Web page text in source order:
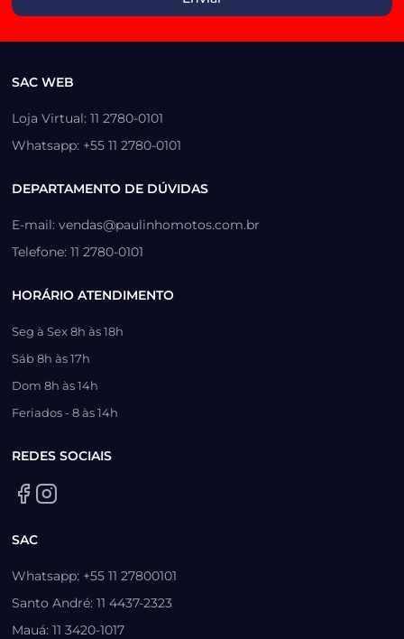
SAC WEB
Loja Virtual: 11 2780-0101
Whatsapp: +55 11 2780-0101
DEPARTAMENTO DE DÚVIDAS
E-mail: vendas@paulinhomotos.com.br
Telefone: 11 2780-0101
HORÁRIO ATENDIMENTO
Seg à Sex 8h às 18h
Sáb 8h às 17h
Dom 8h às 14h
Feriados - 8 às 14h
REDES SOCIAIS
SAC
Whatsapp: +55 11 27800101
Santo André: 11 4437-2323
Mauá: 11 3420-1017